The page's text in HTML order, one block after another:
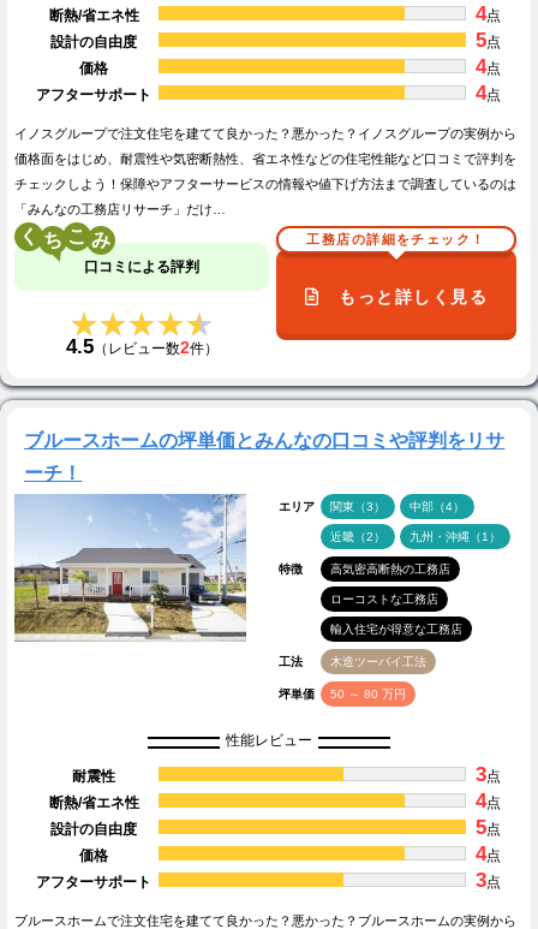
断熱/省エネ性
4点
設計の自由度
5点
価格
4点
アフターサポート
4点
イノスグループで注文住宅を建てて良かった？悪かった？イノスグループの実例から
価格面をはじめ、耐震性や気密断熱性、省エネ性などの住宅性能など口コミで評判を
チェックしよう！保障やアフターサービスの情報や値下げ方法まで調査しているのは
「みんなの工務店リサーチ」だけ…
く こ
口コミによる評判
★★★★★
★★★★★
4.5（レビュー数2件）
工務店の詳細をチェック！
もっと詳しく見る
ブルースホームの坪単価とみんなの口コミや評判をリサ
ーチ！
エリア 関東（3） 中部（4）
近畿（2） 九州・沖縄（1）
特徴 高気密高断熱の工務店
ローコストな工務店
輸入住宅が得意な工務店
工法 木造ツーバイ工法
坪単価 50 ～ 80 万円
性能レビュー
耐震性 3点
断熱/省エネ性
4点
設計の自由度
5点
価格
4点
アフターサポート
3点
ブルースホームで注文住宅を建てて良かった？悪かった？ブルースホームの実例から